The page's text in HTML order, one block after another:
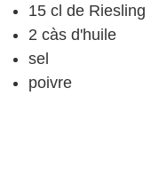
15 cl de Riesling
2 càs d'huile
sel
poivre